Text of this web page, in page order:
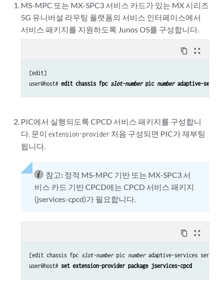
MS-MPC 또는 MX-SPC3 서비스 카드가 있는 MX 시리즈
5G 유니버설 라우팅 플랫폼의 서비스 인터페이스에서
서비스 패키지를 지원하도록 Junos OS를 구성합니다.
content_copy zoom_out_map
[edit]
user@host# edit chassis fpc slot-number pic number adaptive-
PIC에서 실행되도록 CPCD 서비스 패키지를 구성합니
다. 문이extension-provider 처음 구성되면 PIC가 재부팅
됩니다.
참고: 정적 MS-MPC 기반 또는 MX-SPC3 서
비스 카드 기반 CPCD에는 CPCD 서비스 패키지
(jservices-cpcd)가 필요합니다.
content_copy zoom_out_map
[edit chassis fpc slot-number pic number adaptive-services
user@host# set extension-provider package jservices-cpcd